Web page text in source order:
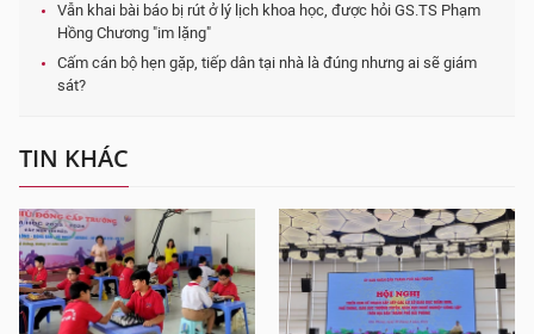
Vẫn khai bài báo bị rút ở lý lịch khoa học, được hỏi GS.TS Phạm
Hồng Chương "im lặng"
Cấm cán bộ hẹn gặp, tiếp dân tại nhà là đúng nhưng ai sẽ giám
sát?
TIN KHÁC